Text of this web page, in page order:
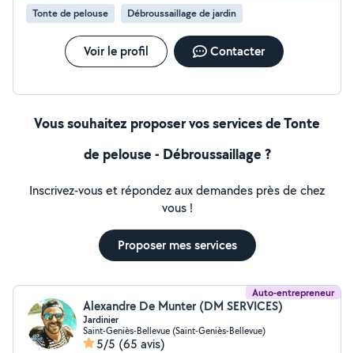
Tonte de pelouse Débroussaillage de jardin
Voir le profil Contacter
Vous souhaitez proposer vos services de Tonte
de pelouse - Débroussaillage ?
Inscrivez-vous et répondez aux demandes près de chez
vous !
Proposer mes services
Auto-entrepreneur
Alexandre De Munter (DM SERVICES)
Jardinier
Saint-Geniès-Bellevue (Saint-Geniès-Bellevue)
5/5 (65 avis)